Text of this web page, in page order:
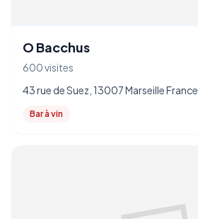
O Bacchus
600 visites
43 rue de Suez, 13007 Marseille France
Bar à vin